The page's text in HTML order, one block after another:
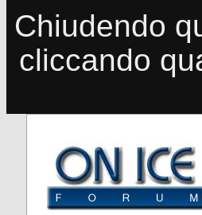
Chiudendo
cliccando